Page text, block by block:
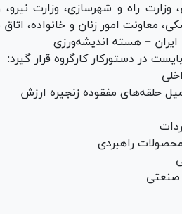
راه و شهرسازی، وزارت نیرو،
معاونت امور زنان و خانواده، اتاق
ایران + هسته اندیشه‌ورزی
در دستورکار کارگروه قرار گیرد:
حلقه‌های مفقوده زنجیره ارزش
راهبردی
صنعتی